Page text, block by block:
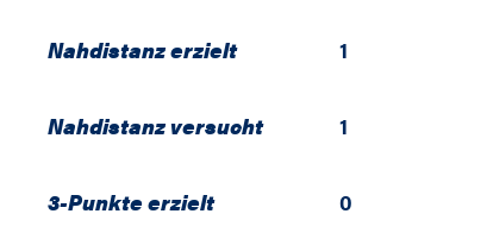
Nahdistanz erzielt 1
Nahdistanz versucht 1
3-Punkte erzielt 0